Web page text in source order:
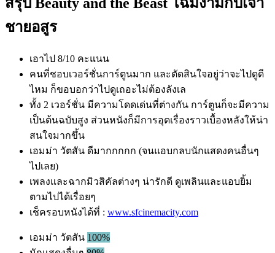
ชายอสูร
เอาไป 8/10 คะแนน
คนที่ชอบเวอร์ชั่นการ์ตูนมาก และตัดสินใจอยู่ว่าจะไปดูดี
ไหม ก็ขอบอกว่าไปดูเถอะไม่ต้องลังเล
ทั้ง 2 เวอร์ชั่น มีความโดดเด่นที่ต่างกัน การ์ตูนก็จะมีความ
เป็นต้นฉบับสูง ส่วนหนังก็มีการอุดเรื่องราวเบื้องหลังให้น่า
สนใจมากขึ้น
เอมม่า วัตสัน ดีมากกกกก (จนแอบกลบนักแสดงคนอื่นๆ
ไปเลย)
เพลงและฉากมิวสิคัลต่างๆ น่ารักดี ดูเพลินและแอบยิ้ม
ตามไปได้เรื่อยๆ
เช็ครอบหนังได้ที่ : www.sfcinemacity.com
เอมม่า วัตสัน 100%